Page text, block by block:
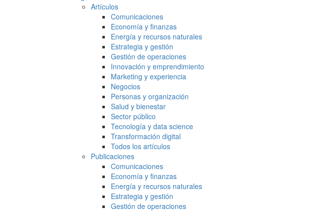
Artículos
Comunicaciones
Economía y finanzas
Energía y recursos naturales
Estrategia y gestión
Gestión de operaciones
Innovación y emprendimiento
Marketing y experiencia
Negocios
Personas y organización
Salud y bienestar
Sector público
Tecnología y data science
Transformación digital
Todos los artículos
Publicaciones
Comunicaciones
Economía y finanzas
Energía y recursos naturales
Estrategia y gestión
Gestión de operaciones